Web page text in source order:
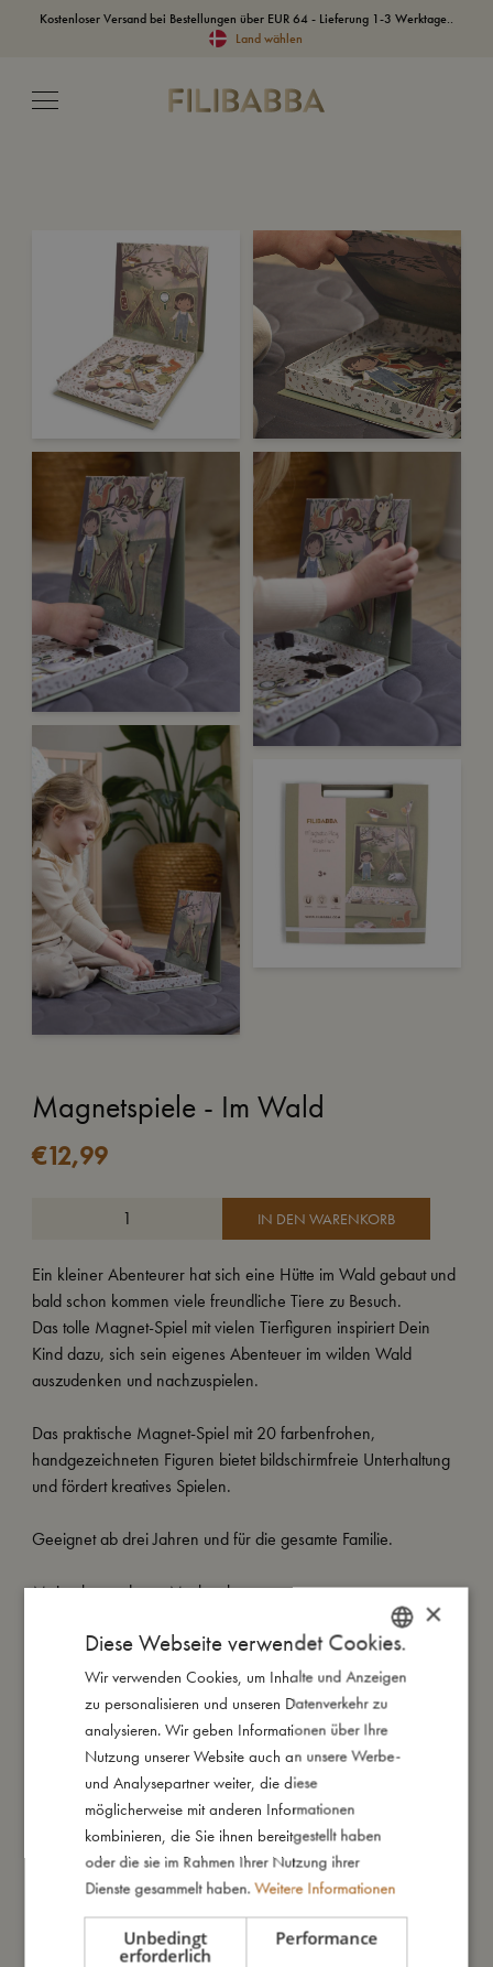
Kostenloser Versand bei Bestellungen über EUR 64 - Lieferung 1-3 Werktage..
Land wählen
Magnetspiele - Im Wald
€12,99
IN DEN WARENKORB
Ein kleiner Abenteurer hat sich eine Hütte im Wald gebaut und
bald schon kommen viele freundliche Tiere zu Besuch.
Das tolle Magnet-Spiel mit vielen Tierfiguren inspiriert Dein
Kind dazu, sich sein eigenes Abenteuer im wilden Wald
auszudenken und nachzuspielen.
Das praktische Magnet-Spiel mit 20 farbenfrohen,
handgezeichneten Figuren bietet bildschirmfreie Unterhaltung
und fördert kreatives Spielen.
Geeignet ab drei Jahren und für die gesamte Familie.
Meine besonderen Merkmale:
- Neue und verbesserte Verpackung mit praktischem
Tragegriff.
- Geeignet ab 3 Jahren.
So groß bin ich
Daraus bin ich gemacht
So kannst Du mich pflegen
DANISH
ENGLISH
GERMAN
×
Diese Webseite verwendet Cookies.
Wir verwenden Cookies, um Inhalte und Anzeigen
zu personalisieren und unseren Datenverkehr zu
analysieren. Wir geben Informationen über Ihre
Nutzung unserer Website auch an unsere Werbe-
und Analysepartner weiter, die diese
möglicherweise mit anderen Informationen
kombinieren, die Sie ihnen bereitgestellt haben
oder die sie im Rahmen Ihrer Nutzung ihrer
Dienste gesammelt haben. Weitere Informationen
Unbedingt
erforderlich
Performance